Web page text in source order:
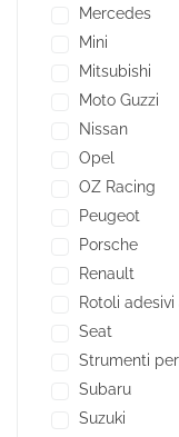
Mercedes
Mini
Mitsubishi
Moto Guzzi
Nissan
Opel
OZ Racing
Peugeot
Porsche
Renault
Rotoli
Seat
Strumenti
Subaru
Suzuki